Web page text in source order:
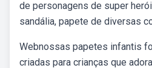
de personagens de super
sandália, papete de diversas
Webnossas papetes infantis
criadas para crianças que